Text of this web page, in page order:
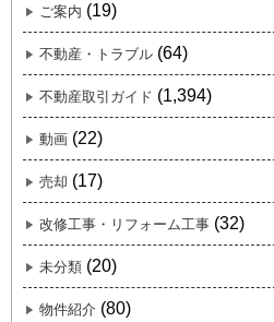
ご案内 (19)
不動産・トラブル (64)
不動産取引ガイド (1,394)
動画 (22)
売却 (17)
改修工事・リフォーム工事 (32)
未分類 (20)
物件紹介 (80)